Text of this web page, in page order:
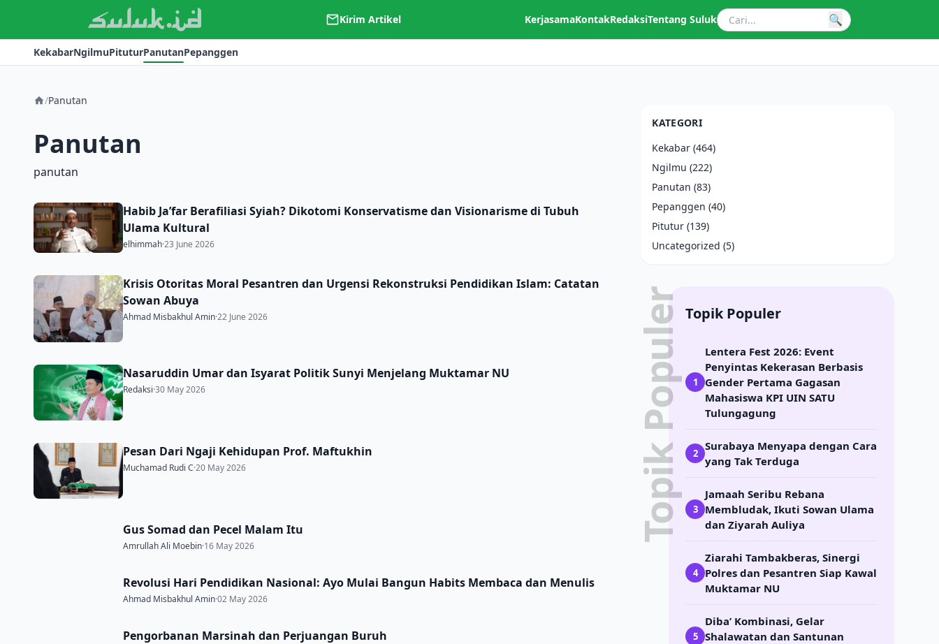
Kirim Artikel KerjasamaKontakRedaksiTentang Suluk 🔍
KekabarNgilmuPituturPanutanPepanggen
/Panutan
Panutan
panutan
Habib Ja’far Berafiliasi Syiah? Dikotomi Konservatisme dan Visionarisme di Tubuh
Ulama Kultural
elhimmah·23 June 2026
Krisis Otoritas Moral Pesantren dan Urgensi Rekonstruksi Pendidikan Islam: Catatan
Sowan Abuya
Ahmad Misbakhul Amin·22 June 2026
Nasaruddin Umar dan Isyarat Politik Sunyi Menjelang Muktamar NU
Redaksi·30 May 2026
Pesan Dari Ngaji Kehidupan Prof. Maftukhin
Muchamad Rudi C·20 May 2026
Gus Somad dan Pecel Malam Itu
Amrullah Ali Moebin·16 May 2026
Revolusi Hari Pendidikan Nasional: Ayo Mulai Bangun Habits Membaca dan Menulis
Ahmad Misbakhul Amin·02 May 2026
Pengorbanan Marsinah dan Perjuangan Buruh
KATEGORI
Kekabar (464)
Ngilmu (222)
Panutan (83)
Pepanggen (40)
Pitutur (139)
Uncategorized (5)
Topik PopulerTopik Populer
1
Lentera Fest 2026: Event
Penyintas Kekerasan Berbasis
Gender Pertama Gagasan
Mahasiswa KPI UIN SATU
Tulungagung
2
Surabaya Menyapa dengan Cara
yang Tak Terduga
3
Jamaah Seribu Rebana
Membludak, Ikuti Sowan Ulama
dan Ziyarah Auliya
4
Ziarahi Tambakberas, Sinergi
Polres dan Pesantren Siap Kawal
Muktamar NU
5
Diba’ Kombinasi, Gelar
Shalawatan dan Santunan